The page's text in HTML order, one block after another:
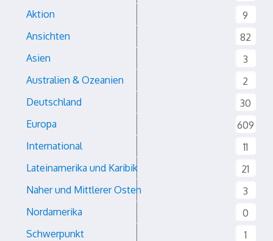
Aktion
9
Ansichten
82
Asien
3
Australien & Ozeanien
2
Deutschland
30
Europa
609
International
11
Lateinamerika und Karibik
21
Naher und Mittlerer Osten
3
Nordamerika
0
Schwerpunkt
1